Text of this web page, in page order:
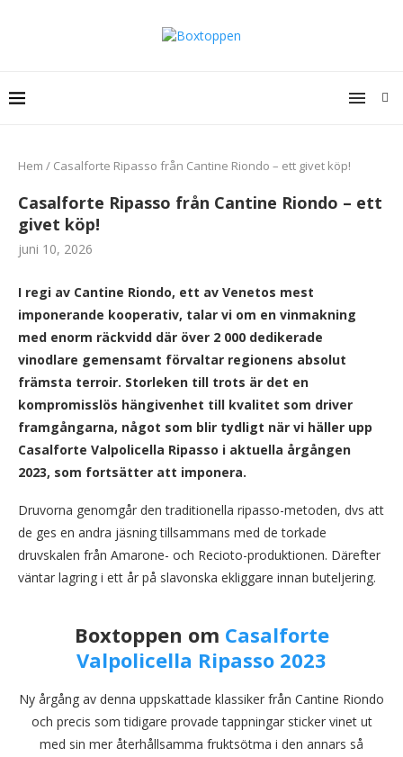
Hem / Casalforte Ripasso från Cantine Riondo – ett givet köp!
Casalforte Ripasso från Cantine Riondo – ett
givet köp!
juni 10, 2026
I regi av Cantine Riondo, ett av Venetos mest
imponerande kooperativ, talar vi om en vinmakning
med enorm räckvidd där över 2 000 dedikerade
vinodlare gemensamt förvaltar regionens absolut
främsta terroir. Storleken till trots är det en
kompromisslös hängivenhet till kvalitet som driver
framgångarna, något som blir tydligt när vi häller upp
Casalforte Valpolicella Ripasso i aktuella årgången
2023, som fortsätter att imponera.
Druvorna genomgår den traditionella ripasso-metoden, dvs att
de ges en andra jäsning tillsammans med de torkade
druvskalen från Amarone- och Recioto-produktionen. Därefter
väntar lagring i ett år på slavonska ekliggare innan buteljering.
Boxtoppen om Casalforte
Valpolicella Ripasso 2023
Ny årgång av denna uppskattade klassiker från Cantine Riondo
och precis som tidigare provade tappningar sticker vinet ut
med sin mer återhållsamma fruktsötma i den annars så